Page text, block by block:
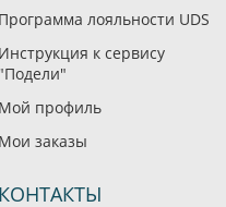
Программа лояльности UDS
Инструкция к сервису
"Подели"
Мой профиль
Мои заказы
КОНТАКТЫ